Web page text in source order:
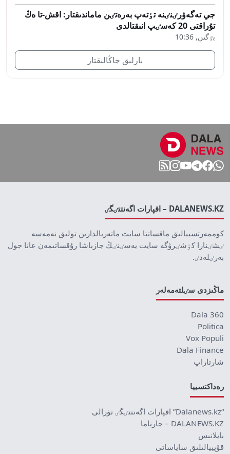
جي تەگەۋرٸنٸنە تٶتەپ بەرەتٸن ماماندىقتار: اقش-تا ەڭ
تۇراقتى 20 كەسٸپ انىقتالدى
بٷگىن, 10:36
بارلىق جاڭالىقتار
DALANEWS.KZ – اقپارات اگەنتتٸگٸ
كوممەرتسييالىق ماقساتتا سايت ماتەريالدارىن تولىق نەمەسە
ٸشٸنارا كٶشٸرۋگە سايت يەسٸنٸڭ جازباشا رۇقساتىمەن عانا جول
بەرٸلەدٸ.
ماڭىزدى سٸلتەمەلەر
Dala 360
Politica
Vox Populi
Dala Finance
شارتاراپ
رەداكتسييا
“Dalanews.kz” اقپارات اگەنتتٸگٸ تۋرالى
DALANEWS.KZ – جارناما
بايلانىس
قۇپييالىلىق ساياساتى